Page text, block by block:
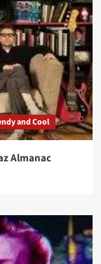
and Cool
Almanac